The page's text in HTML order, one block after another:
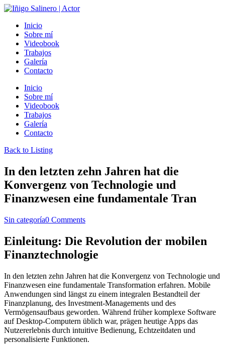
Inicio
Sobre mí
Videobook
Trabajos
Galería
Contacto
Inicio
Sobre mí
Videobook
Trabajos
Galería
Contacto
Back to Listing
In den letzten zehn Jahren hat die
Konvergenz von Technologie und
Finanzwesen eine fundamentale Tran
Sin categoría0 Comments
Einleitung: Die Revolution der mobilen
Finanztechnologie
In den letzten zehn Jahren hat die Konvergenz von Technologie und
Finanzwesen eine fundamentale Transformation erfahren. Mobile
Anwendungen sind längst zu einem integralen Bestandteil der
Finanzplanung, des Investment-Managements und des
Vermögensaufbaus geworden. Während früher komplexe Software
auf Desktop-Computern üblich war, prägen heutige Apps das
Nutzererlebnis durch intuitive Bedienung, Echtzeitdaten und
personalisierte Funktionen.